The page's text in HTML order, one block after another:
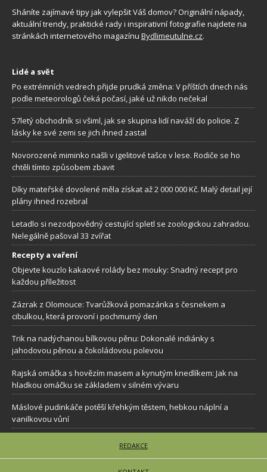
Sháníte zajímavé tipy jak vylepšit Váš domov? Originální nápady,
aktuální trendy, praktické rady i inspirativní fotografie najdete na
stránkách internetového magazínu Bydlimeutulne.cz.
Lidé a svět
Po extrémních vedrech přijde prudká změna: V příštích dnech nás
podle meteorologů čeká počasí, jaké už nikdo nečekal
57letý obchodník si všiml, jak se skupina lidí naváží do policie. Z
lásky ke své zemi se jich ihned zastal
Novorozené miminko našli v igelitové tašce v lese. Rodiče se ho
chtěli tímto způsobem zbavit
Díky mateřské dovolené měla získat až 2 000 000 Kč. Malý detail její
plány ihned rozebral
Letadlo si nezodpovědný cestující spletl se zoologickou zahradou.
Nelegálně pašoval 33 zvířat
Recepty a vaření
Objevte kouzlo kakaové rolády bez mouky: Snadný recept pro
každou příležitost
Zázrak z Olomouce: Tvarůžková pomazánka s česnekem a
cibulkou, která provoní i pochmurný den
Trik na nadýchanou bílkovou pěnu: Dokonalé indiánky s
jahodovou pěnou a čokoládovou polevou
Rajská omáčka s hovězím masem a kynutým knedlíkem: Jak na
hladkou omáčku se základem v silném vývaru
Máslové pudinkáče potěší křehkým těstem, hebkou náplní a
vanilkovou vůní
REDAKCE